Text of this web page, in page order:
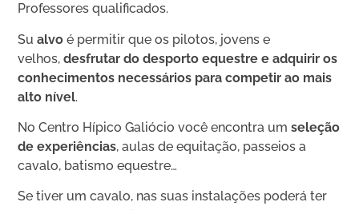
Professores qualificados.
Su alvo é permitir que os pilotos, jovens e
velhos,desfrutar do desporto equestre e adquirir os
conhecimentos necessários para competir ao mais
alto nível.
No Centro Hípico Galiócio você encontra umseleção
de experiências, aulas de equitação, passeios a
cavalo, batismo equestre…
Se tiver um cavalo, nas suas instalações poderá ter